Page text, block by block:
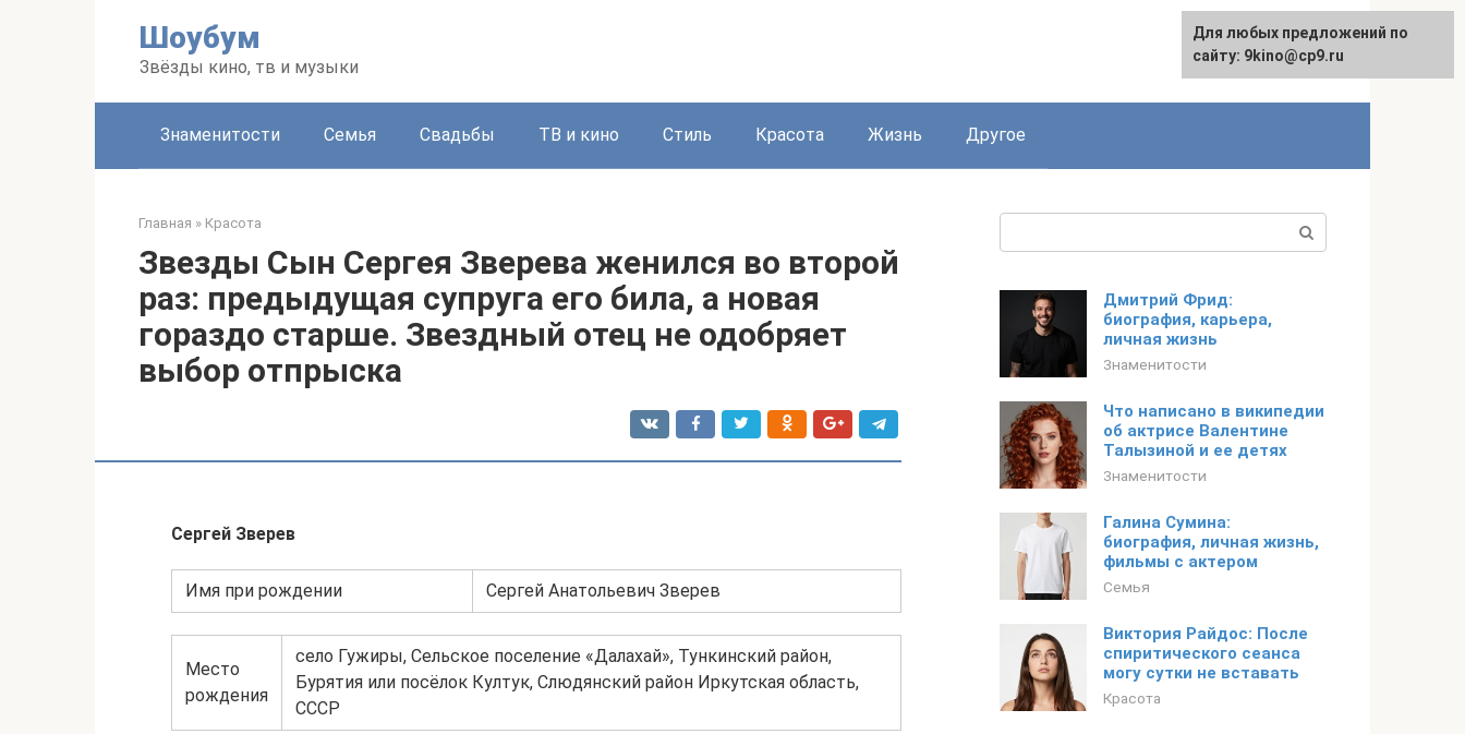
Шоубум
Звёзды кино, тв и музыки
English
Знаменитости Семья Свадьбы ТВ и кино Стиль Красота Жизнь Другое
Главная » Красота
Звезды Сын Сергея Зверева женился во второй
раз: предыдущая супруга его била, а новая
гораздо старше. Звездный отец не одобряет
выбор отпрыска
Сергей Зверев
Имя при рождении Сергей Анатольевич Зверев
Место
рождения
село Гужиры, Сельское поселение «Далахай», Тункинский район,
Бурятия или посёлок Култук, Слюдянский район Иркутская область,
СССР
Дмитрий Фрид:
биография, карьера,
личная жизнь
Знаменитости
Что написано в википедии
об актрисе Валентине
Талызиной и ее детях
Знаменитости
Галина Сумина:
биография, личная жизнь,
фильмы с актером
Семья
Виктория Райдос: После
спиритического сеанса
могу сутки не вставать
Красота
Для любых предложений по
сайту: 9kino@cp9.ru